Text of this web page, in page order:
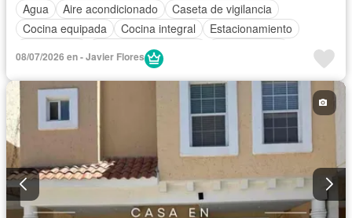
Agua
Aire acondicionado
Caseta de vigilancia
Cocina equipada
Cocina integral
Estacionamiento
Recámara con closet
08/07/2026 en - Javier Flores